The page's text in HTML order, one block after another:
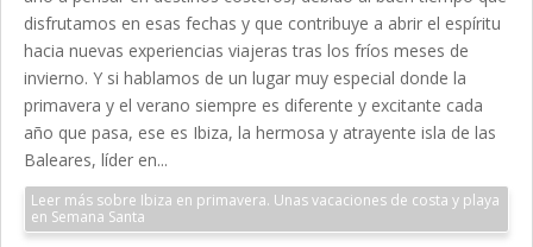
disfrutamos en esas fechas y que contribuye a abrir el espíritu
hacia nuevas experiencias viajeras tras los fríos meses de
invierno. Y si hablamos de un lugar muy especial donde la
primavera y el verano siempre es diferente y excitante cada
año que pasa, ese es Ibiza, la hermosa y atrayente isla de las
Baleares, líder en...
Leer más sobre Ibiza en primavera. Unas vacaciones de costa y playa
en Semana Santa